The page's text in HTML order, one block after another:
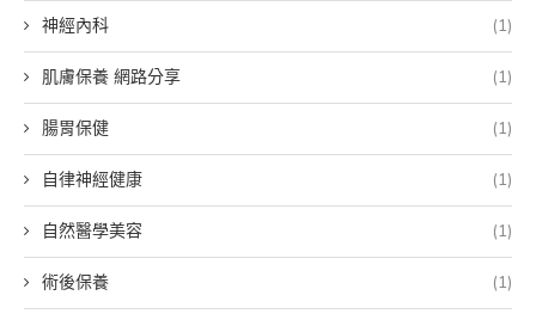
神經內科 (1)
肌膚保養 網路分享 (1)
腸胃保健 (1)
自律神經健康 (1)
自然醫學美容 (1)
術後保養 (1)